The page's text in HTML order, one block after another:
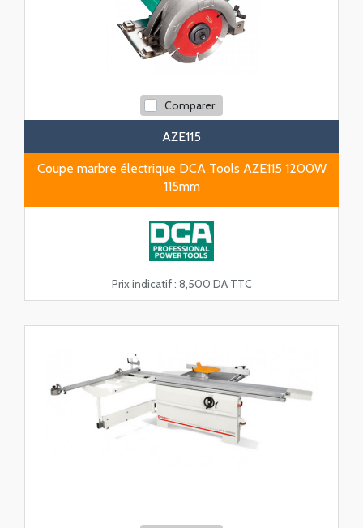
Comparer
AZE115
Coupe marbre électrique DCA Tools AZE115 1200W
115mm
Prix indicatif : 8,500 DA TTC